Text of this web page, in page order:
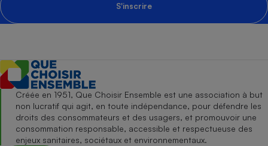
S'inscrire
Créée en 1951, Que Choisir Ensemble est une association à but
non lucratif qui agit, en toute indépendance, pour défendre les
droits des consommateurs et des usagers, et promouvoir une
consommation responsable, accessible et respectueuse des
enjeux sanitaires, sociétaux et environnementaux.